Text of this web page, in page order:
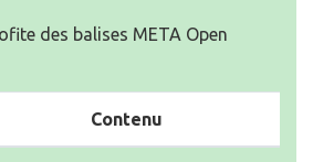
des balises META Open
Contenu